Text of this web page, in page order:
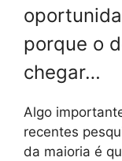
porque o
chegar…
Algo
recentes
da maioria é